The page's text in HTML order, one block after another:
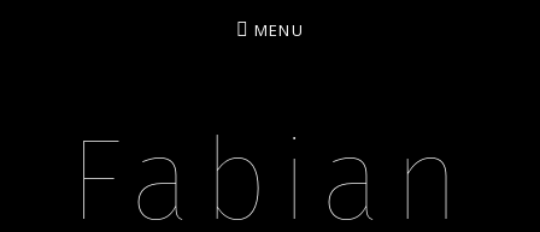
Fabian
MENU